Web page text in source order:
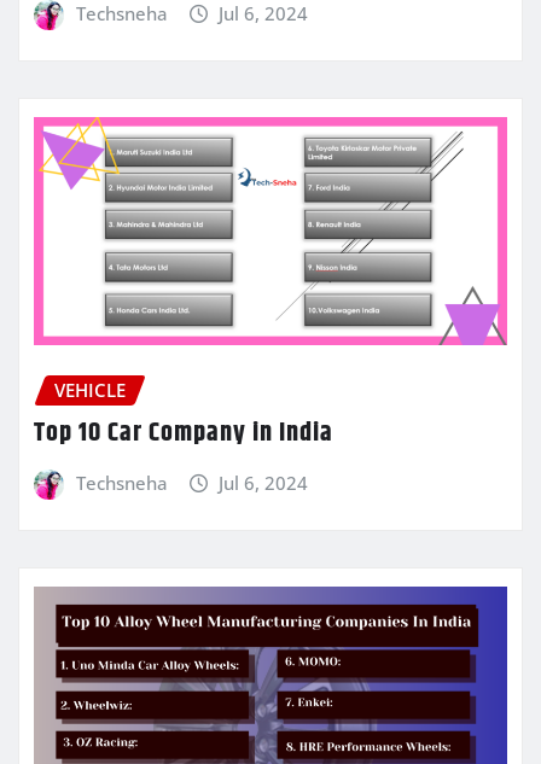
Techsneha Jul 6, 2024
VEHICLE
Top 10 Car Company in India
Techsneha Jul 6, 2024